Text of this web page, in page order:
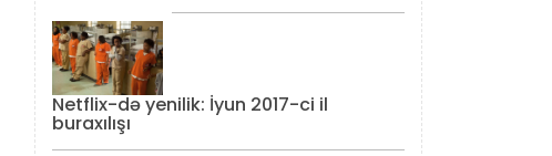
Netflix-də yenilik: İyun 2017-ci il
buraxılışı